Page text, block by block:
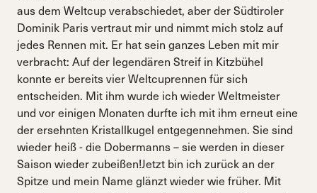
aus dem Weltcup verabschiedet, aber der Südtiroler
Dominik Paris vertraut mir und nimmt mich stolz auf
jedes Rennen mit. Er hat sein ganzes Leben mit mir
verbracht: Auf der legendären Streif in Kitzbühel
konnte er bereits vier Weltcuprennen für sich
entscheiden. Mit ihm wurde ich wieder Weltmeister
und vor einigen Monaten durfte ich mit ihm erneut eine
der ersehnten Kristallkugel entgegennehmen. Sie sind
wieder heiß - die Dobermanns – sie werden in dieser
Saison wieder zubeißen!Jetzt bin ich zurück an der
Spitze und mein Name glänzt wieder wie früher. Mit